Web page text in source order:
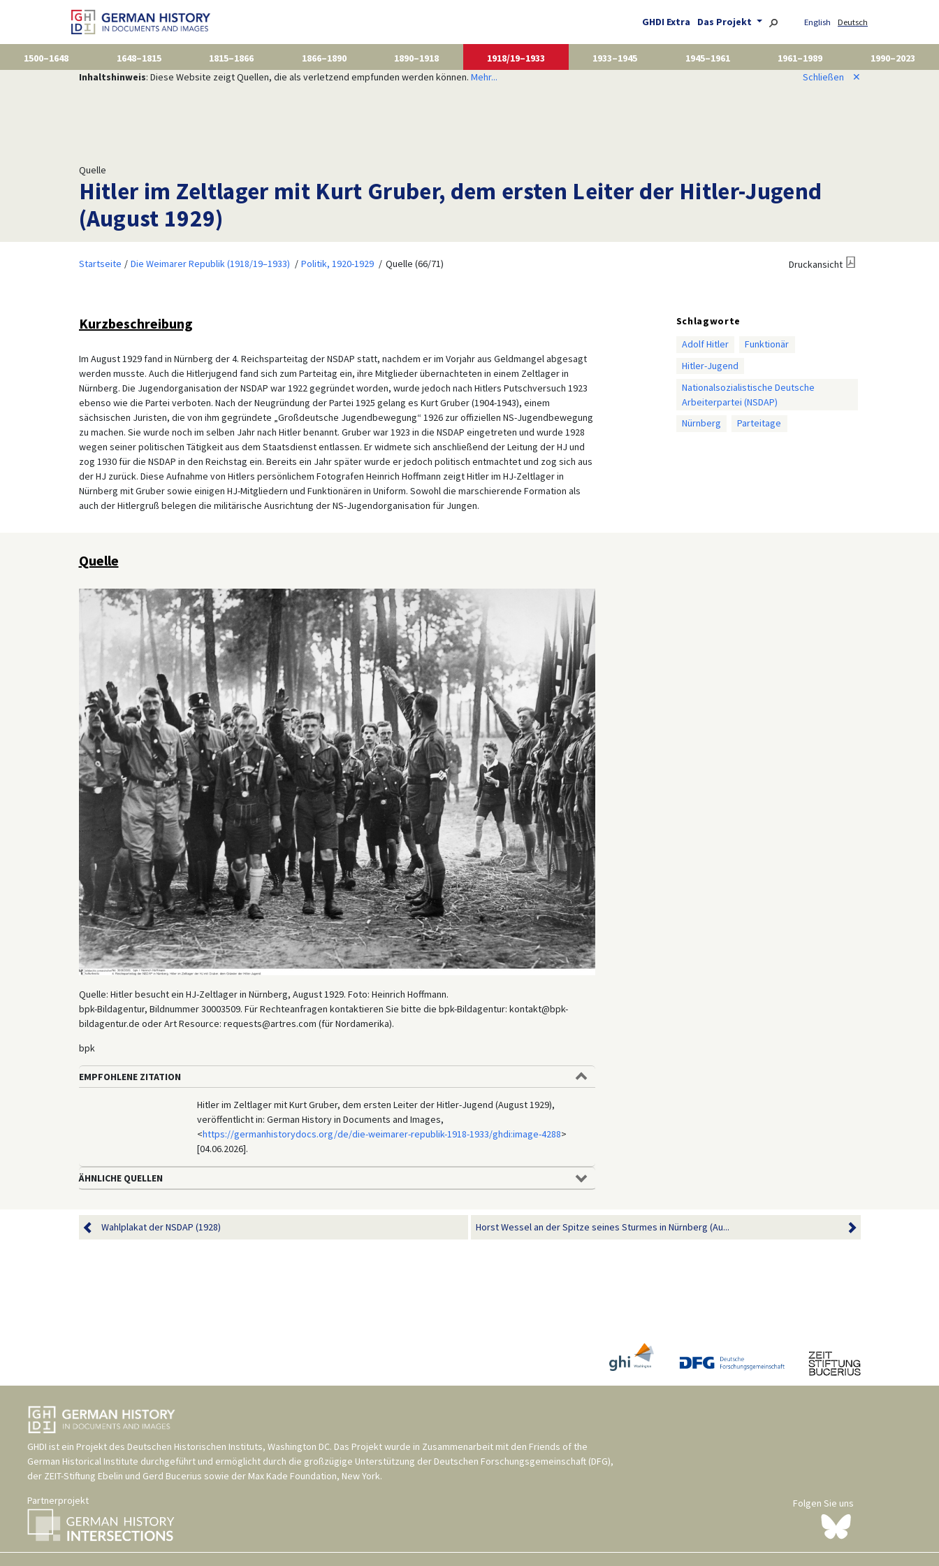
GHDI Extra Das Projekt English Deutsch
1500–1648 1648–1815 1815–1866 1866–1890 1890–1918 1918/19–1933 1933–1945 1945–1961 1961–1989
1990–2023
Inhaltshinweis: Diese Website zeigt Quellen, die als verletzend empfunden werden können. Mehr... Schließen ✕
Quelle
Hitler im Zeltlager mit Kurt Gruber, dem ersten Leiter der Hitler-Jugend
(August 1929)
Startseite Die Weimarer Republik (1918/19–1933) Politik, 1920-1929 Quelle (66/71) Druckansicht
Kurzbeschreibung
Im August 1929 fand in Nürnberg der 4. Reichsparteitag der NSDAP statt, nachdem er im Vorjahr aus Geldmangel abgesagt
werden musste. Auch die Hitlerjugend fand sich zum Parteitag ein, ihre Mitglieder übernachteten in einem Zeltlager in
Nürnberg. Die Jugendorganisation der NSDAP war 1922 gegründet worden, wurde jedoch nach Hitlers Putschversuch 1923
ebenso wie die Partei verboten. Nach der Neugründung der Partei 1925 gelang es Kurt Gruber (1904-1943), einem
sächsischen Juristen, die von ihm gegründete „Großdeutsche Jugendbewegung“ 1926 zur offiziellen NS-Jugendbewegung
zu machen. Sie wurde noch im selben Jahr nach Hitler benannt. Gruber war 1923 in die NSDAP eingetreten und wurde 1928
wegen seiner politischen Tätigkeit aus dem Staatsdienst entlassen. Er widmete sich anschließend der Leitung der HJ und
zog 1930 für die NSDAP in den Reichstag ein. Bereits ein Jahr später wurde er jedoch politisch entmachtet und zog sich aus
der HJ zurück. Diese Aufnahme von Hitlers persönlichem Fotografen Heinrich Hoffmann zeigt Hitler im HJ-Zeltlager in
Nürnberg mit Gruber sowie einigen HJ-Mitgliedern und Funktionären in Uniform. Sowohl die marschierende Formation als
auch der Hitlergruß belegen die militärische Ausrichtung der NS-Jugendorganisation für Jungen.
Schlagworte
Adolf Hitler
Funktionär
Hitler-Jugend
Nationalsozialistische Deutsche
Arbeiterpartei (NSDAP)
Nürnberg
Parteitage
Quelle
Quelle: Hitler besucht ein HJ-Zeltlager in Nürnberg, August 1929. Foto: Heinrich Hoffmann.
bpk-Bildagentur, Bildnummer 30003509. Für Rechteanfragen kontaktieren Sie bitte die bpk-Bildagentur: kontakt@bpk-
bildagentur.de oder Art Resource: requests@artres.com (für Nordamerika).
bpk
EMPFOHLENE ZITATION
Hitler im Zeltlager mit Kurt Gruber, dem ersten Leiter der Hitler-Jugend (August 1929),
veröffentlicht in: German History in Documents and Images,
<https://germanhistorydocs.org/de/die-weimarer-republik-1918-1933/ghdi:image-4288>
[04.06.2026].
ÄHNLICHE QUELLEN
Wahlplakat der NSDAP (1928) Horst Wessel an der Spitze seines Sturmes in Nürnberg (Au...
GHDI ist ein Projekt des Deutschen Historischen Instituts, Washington DC. Das Projekt wurde in Zusammenarbeit mit den Friends of the
German Historical Institute durchgeführt und ermöglicht durch die großzügige Unterstützung der Deutschen Forschungsgemeinschaft (DFG),
der ZEIT-Stiftung Ebelin und Gerd Bucerius sowie der Max Kade Foundation, New York.
Partnerprojekt
Folgen Sie uns